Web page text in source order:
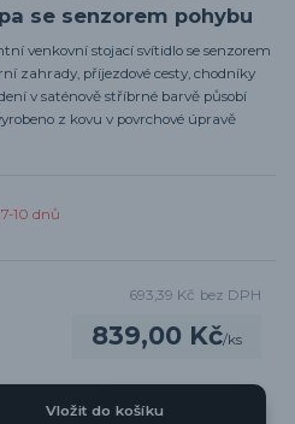
se senzorem pohybu
venkovní stojací svítidlo se senzorem
zahrady, příjezdové cesty, chodníky
v saténově stříbrné barvě působí
z kovu v povrchové úpravě
10 dnů
839,00 Kč/ks
693,39 Kč bez DPH
Vložit do košíku